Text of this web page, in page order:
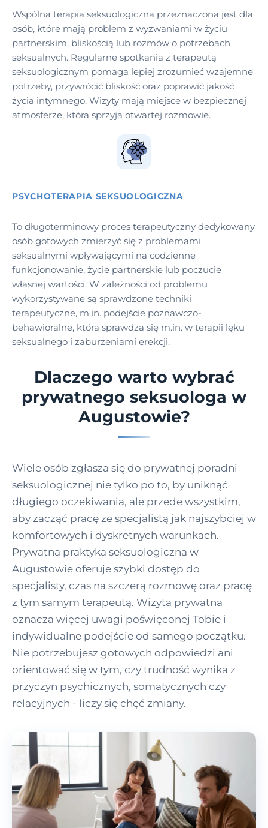
Wspólna terapia seksuologiczna przeznaczona jest dla
osób, które mają problem z wyzwaniami w życiu
partnerskim, bliskością lub rozmów o potrzebach
seksualnych. Regularne spotkania z terapeutą
seksuologicznym pomaga lepiej zrozumieć wzajemne
potrzeby, przywrócić bliskość oraz poprawić jakość
życia intymnego. Wizyty mają miejsce w bezpiecznej
atmosferze, która sprzyja otwartej rozmowie.
PSYCHOTERAPIA SEKSUOLOGICZNA
To długoterminowy proces terapeutyczny dedykowany
osób gotowych zmierzyć się z problemami
seksualnymi wpływającymi na codzienne
funkcjonowanie, życie partnerskie lub poczucie
własnej wartości. W zależności od problemu
wykorzystywane są sprawdzone techniki
terapeutyczne, m.in. podejście poznawczo-
behawioralne, która sprawdza się m.in. w terapii lęku
seksualnego i zaburzeniami erekcji.
Dlaczego warto wybrać
prywatnego seksuologa w
Augustowie?
Wiele osób zgłasza się do prywatnej poradni
seksuologicznej nie tylko po to, by uniknąć
długiego oczekiwania, ale przede wszystkim,
aby zacząć pracę ze specjalistą jak najszybciej w
komfortowych i dyskretnych warunkach.
Prywatna praktyka seksuologiczna w
Augustowie oferuje szybki dostęp do
specjalisty, czas na szczerą rozmowę oraz pracę
z tym samym terapeutą. Wizyta prywatna
oznacza więcej uwagi poświęconej Tobie i
indywidualne podejście od samego początku.
Nie potrzebujesz gotowych odpowiedzi ani
orientować się w tym, czy trudność wynika z
przyczyn psychicznych, somatycznych czy
relacyjnych - liczy się chęć zmiany.